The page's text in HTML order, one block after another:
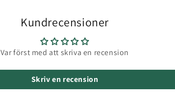
Kundrecensioner
Var först med att skriva en recension
Skriv en recension